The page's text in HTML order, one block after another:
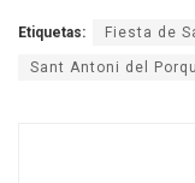
Etiquetas: Fiesta de
Sant Antoni del